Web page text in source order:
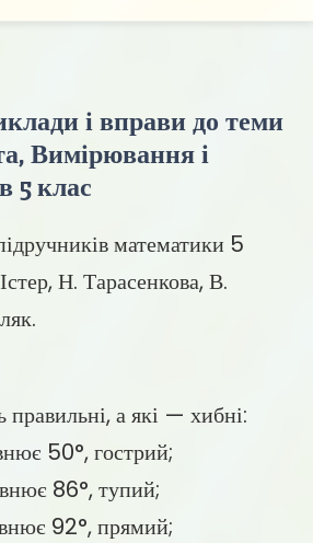
і вправи до теми
Вимірювання і
5 клас
математики 5
Н. Тарасенкова, В.
правильні, а які — хибні:
50°, гострий;
86°, тупий;
92°, прямий;